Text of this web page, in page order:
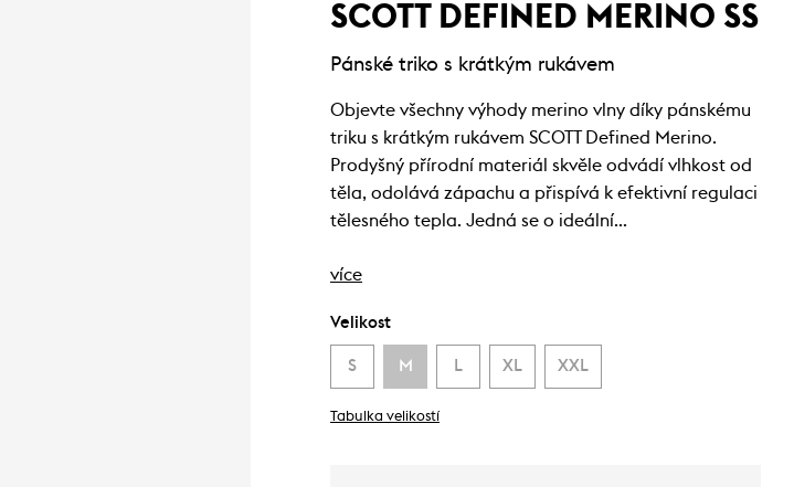
SCOTT DEFINED MERINO SS
Pánské triko s krátkým rukávem
Objevte všechny výhody merino vlny díky pánskému
triku s krátkým rukávem SCOTT Defined Merino.
Prodyšný přírodní materiál skvěle odvádí vlhkost od
těla, odolává zápachu a přispívá k efektivní regulaci
tělesného tepla. Jedná se o ideální…
více
Velikost
S M L XL XXL
Tabulka velikostí